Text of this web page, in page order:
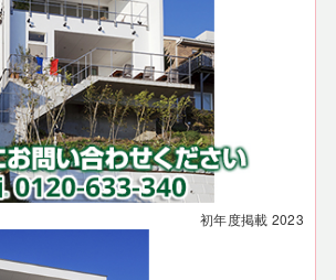
初年度掲載 2023